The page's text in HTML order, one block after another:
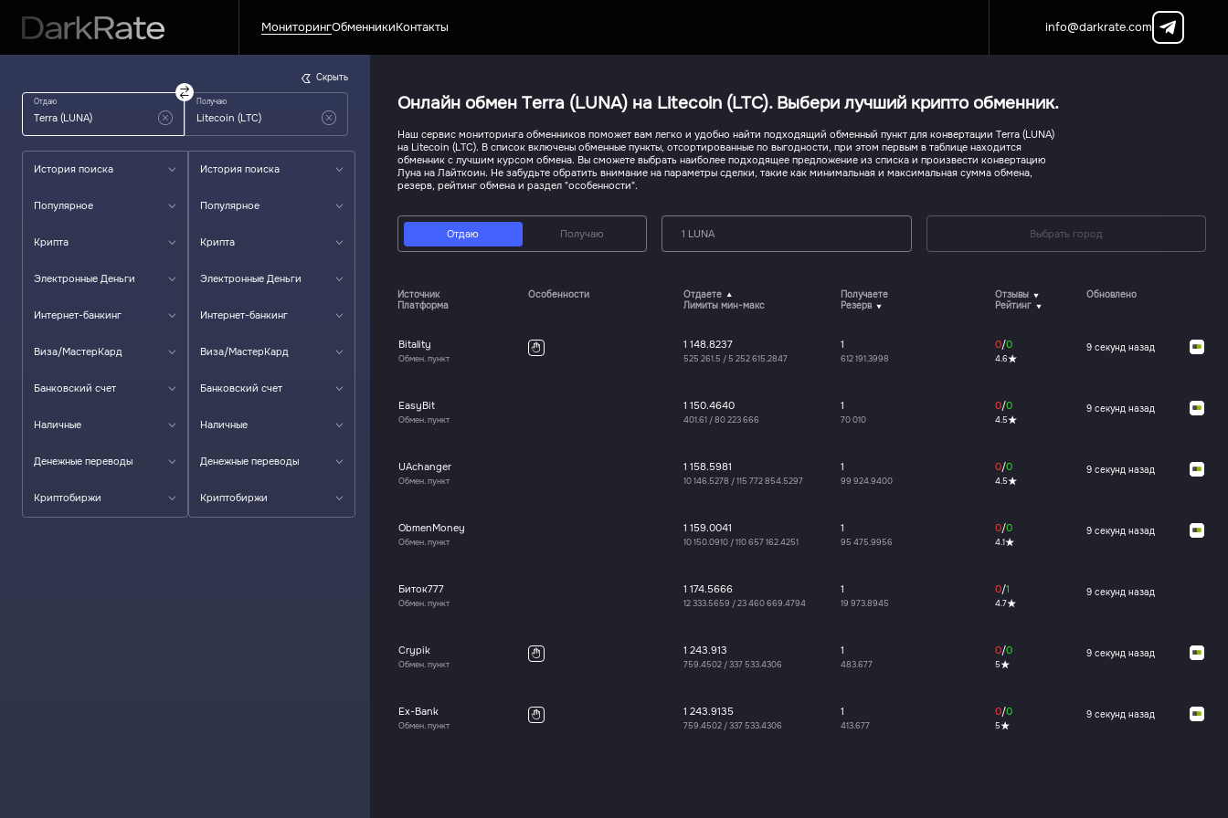
МониторингОбменникиКонтакты info@darkrate.com
Отдаю Получаю
История поиска
Популярное
Крипта
Электронные Деньги
Интернет-банкинг
Виза/МастерКард
Банковский счет
Наличные
Денежные переводы
Криптобиржи
История поиска
Популярное
Крипта
Электронные Деньги
Интернет-банкинг
Виза/МастерКард
Банковский счет
Наличные
Денежные переводы
Криптобиржи
Скрыть
Онлайн обмен Terra (LUNA) на Litecoin (LTC). Выбери лучший крипто обменник.
Наш сервис мониторинга обменников поможет вам легко и удобно найти подходящий обменный пункт для конвертации Terra (LUNA)
на Litecoin (LTC). В список включены обменные пункты, отсортированные по выгодности, при этом первым в таблице находится
обменник с лучшим курсом обмена. Вы сможете выбрать наиболее подходящее предложение из списка и произвести конвертацию
Луна на Лайткоин. Не забудьте обратить внимание на параметры сделки, такие как минимальная и максимальная сумма обмена,
резерв, рейтинг обмена и раздел "особенности".
Отдаю Получаю 1 LUNA Выбрать город
Источник
Платформа
Особенности
Отдаете
Лимиты мин-макс
Получаете
Резерв
Отзывы
Рейтинг
Обновлено
Bitality
Обмен. пункт
1 148.8237
525 261.5 /5 252 615.2847
1
612 191.3998
0/0
4.6
9 секунд назад
EasyBit
Обмен. пункт
1 150.4640
401.61 /80 223 666
1
70 010
0/0
4.5
9 секунд назад
UAchanger
Обмен. пункт
1 158.5981
10 146.5278 /115 772 854.5297
1
99 924.9400
0/0
4.5
9 секунд назад
ObmenMoney
Обмен. пункт
1 159.0041
10 150.0910 /110 657 162.4251
1
95 475.9956
0/0
4.1
9 секунд назад
Биток777
Обмен. пункт
1 174.5666
12 333.5659 /23 460 669.4794
1
19 973.8945
0/1
4.7
9 секунд назад
Crypik
Обмен. пункт
1 243.913
759.4502 /337 533.4306
1
483.677
0/0
5
9 секунд назад
Ex-Bank
Обмен. пункт
1 243.9135
759.4502 /337 533.4306
1
413.677
0/0
5
9 секунд назад